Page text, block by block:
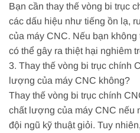
Bạn cần thay thế vòng bi trục
các dấu hiệu như tiếng ồn lạ,
của máy CNC. Nếu bạn
có thể gây ra thiệt hại nghiêm
3. Thay thế vòng bi trục chính
lượng của máy CNC không?
Thay thế vòng bi trục chính
chất lượng của máy CNC nếu
đội ngũ kỹ thuật giỏi. Tuy